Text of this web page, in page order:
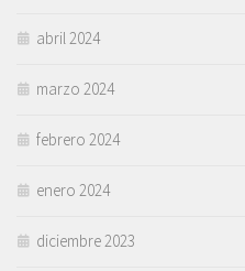
abril 2024
marzo 2024
febrero 2024
enero 2024
diciembre 2023